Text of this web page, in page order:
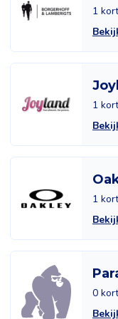
1
1
1
0